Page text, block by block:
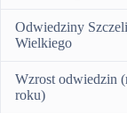
Odwiedziny
Wielkiego
Wzrost odwiedzin
roku)